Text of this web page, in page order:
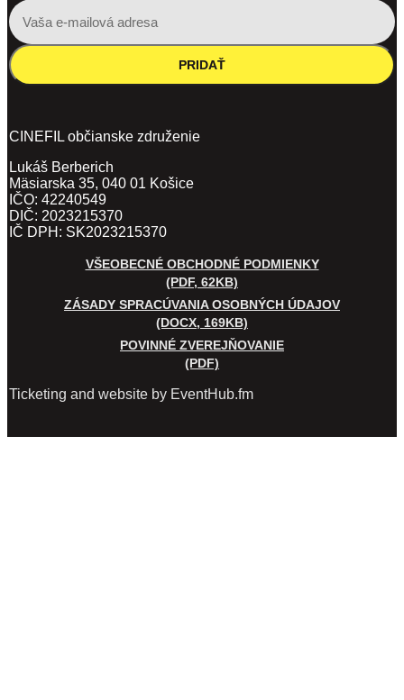
PRIDAŤ
CINEFIL občianske združenie
Lukáš Berberich
Mäsiarska 35, 040 01 Košice
IČO: 42240549
DIČ: 2023215370
IČ DPH: SK2023215370
VŠEOBECNÉ OBCHODNÉ PODMIENKY
(PDF, 62KB)
ZÁSADY SPRACÚVANIA OSOBNÝCH ÚDAJOV
(DOCX, 169KB)
POVINNÉ ZVEREJŇOVANIE
(PDF)
Ticketing and website by EventHub.fm